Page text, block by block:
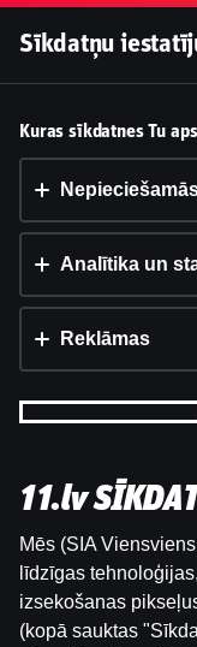
Šai spēlei
Šī vietne
Sīkdatņu
Kuras sīkdatnes Tu
Analītika un
Reklāmas
11.lv
Mēs (SIA
līdzīgas
izsekošanas
(kopā sauktas